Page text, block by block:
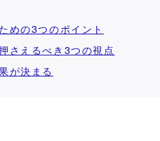
めの3つのポイント
さえるべき3つの視点
が決まる